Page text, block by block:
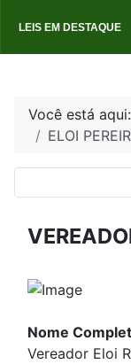
LEIS EM DESTAQUE
Você está aqui:
ELOI
Nome
Vereador Eloi